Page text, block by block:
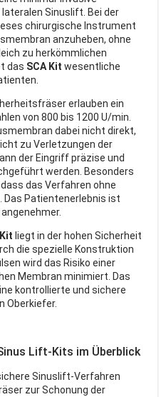
Sinuslift. Bei der
chirurgische Instrument
anzuheben, ohne
zu herkömmlichen
das SCA Kit wesentliche
erlauben ein
von 800 bis 1200 U/min.
dabei nicht direkt,
zu Verletzungen der
der Eingriff präzise und
werden. Besonders
das Verfahren ohne
Das Patientenerlebnis ist
liegt in der hohen Sicherheit
die spezielle Konstruktion
wird das Risiko einer
Membran minimiert. Das
kontrollierte und sichere
Oberkiefer.
Lift-Kits im Überblick
Sinuslift-Verfahren
zur Schonung der